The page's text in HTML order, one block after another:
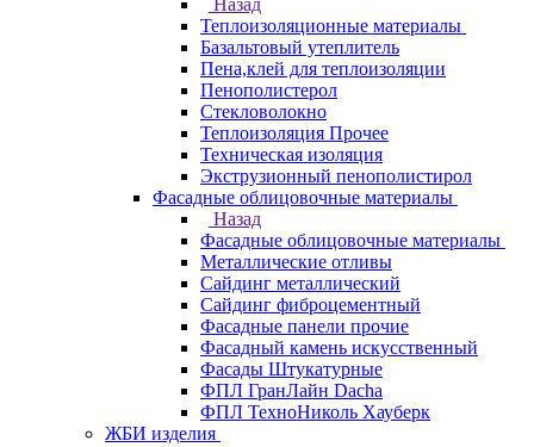
Назад
Теплоизоляционные материалы
Базальтовый утеплитель
Пена,клей для теплоизоляции
Пенополистерол
Стекловолокно
Теплоизоляция Прочее
Техническая изоляция
Экструзионный пенополистирол
Фасадные облицовочные материалы
Назад
Фасадные облицовочные материалы
Металлические отливы
Сайдинг металлический
Сайдинг фиброцементный
Фасадные панели прочие
Фасадный камень искусственный
Фасады Штукатурные
ФПЛ ГранЛайн Dacha
ФПЛ ТехноНиколь Хауберк
ЖБИ изделия